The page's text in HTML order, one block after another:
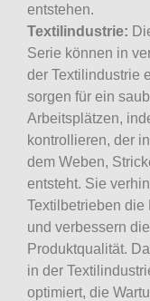
entstehen.
Textilindustrie:
Serie können in
der Textilindustrie
sorgen für ein
Arbeitsplätzen,
kontrollieren, der
dem Weben,
entsteht. Sie
Textilbetrieben die
und verbessern
Produktqualität.
in der
optimiert, die